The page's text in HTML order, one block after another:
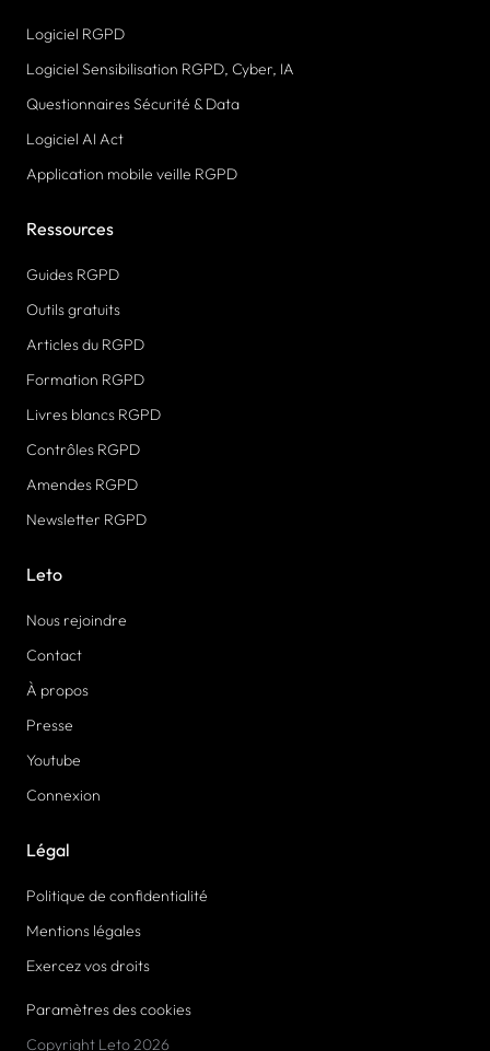
Logiciel RGPD
Logiciel Sensibilisation RGPD, Cyber, IA
Questionnaires Sécurité & Data
Logiciel AI Act
Application mobile veille RGPD
Ressources
Guides RGPD
Outils gratuits
Articles du RGPD
Formation RGPD
Livres blancs RGPD
Contrôles RGPD
Amendes RGPD
Newsletter RGPD
Leto
Nous rejoindre
Contact
À propos
Presse
Youtube
Connexion
Légal
Politique de confidentialité
Mentions légales
Exercez vos droits
Paramètres des cookies
Copyright Leto 2026